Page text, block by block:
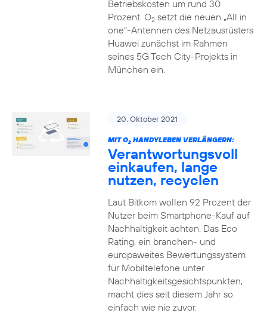
Betriebskosten um rund 30
Prozent. O2setzt die neuen „All in
one“-Antennen des Netzausrüsters
Huawei zunächst im Rahmen
seines 5G Tech City-Projekts in
München ein.
20. Oktober 2021
MIT O2HANDYLEBEN VERLÄNGERN:
Verantwortungsvoll
einkaufen, lange
nutzen, recyclen
Laut Bitkom wollen 92 Prozent der
Nutzer beim Smartphone-Kauf auf
Nachhaltigkeit achten. Das Eco
Rating, ein branchen- und
europaweites Bewertungssystem
für Mobiltelefone unter
Nachhaltigkeitsgesichtspunkten,
macht dies seit diesem Jahr so
einfach wie nie zuvor.